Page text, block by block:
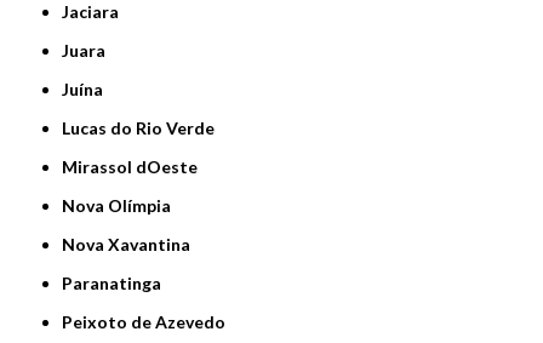
Jaciara
Juara
Juína
Lucas do Rio Verde
Mirassol dOeste
Nova Olímpia
Nova Xavantina
Paranatinga
Peixoto de Azevedo